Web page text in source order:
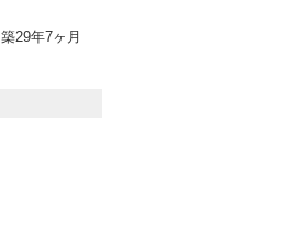
築29年7ヶ月